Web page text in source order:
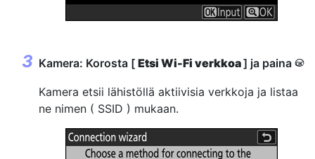
Kamera: Korosta [ Etsi Wi-Fi verkkoa] ja paina J
Kamera etsii lähistöllä aktiivisia verkkoja ja listaa
ne nimen ( SSID ) mukaan.